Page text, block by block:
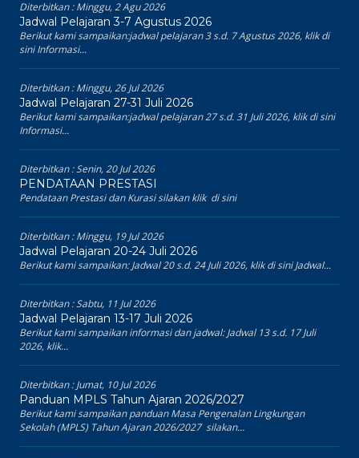
Diterbitkan :Minggu, 2 Agu 2026
Jadwal Pelajaran 3-7 Agustus 2026
Berikut kami sampaikan:jadwal pelajaran 3 s.d. 7 Agustus 2026, klik di
sini Informasi...
Diterbitkan :Minggu, 26 Jul 2026
Jadwal Pelajaran 27-31 Juli 2026
Berikut kami sampaikan:jadwal pelajaran 27 s.d. 31 Juli 2026, klik di sini
Informasi...
Diterbitkan :Senin, 20 Jul 2026
PENDATAAN PRESTASI
Pendataan Prestasi dan Kurasi silakan klik di sini
Diterbitkan :Minggu, 19 Jul 2026
Jadwal Pelajaran 20-24 Juli 2026
Berikut kami sampaikan: Jadwal 20 s.d. 24 Juli 2026, klik di sini Jadwal...
Diterbitkan :Sabtu, 11 Jul 2026
Jadwal Pelajaran 13-17 Juli 2026
Berikut kami sampaikan informasi dan jadwal: Jadwal 13 s.d. 17 Juli
2026, klik...
Diterbitkan :Jumat, 10 Jul 2026
Panduan MPLS Tahun Ajaran 2026/2027
Berikut kami sampaikan panduan Masa Pengenalan Lingkungan
Sekolah (MPLS) Tahun Ajaran 2026/2027 silakan...